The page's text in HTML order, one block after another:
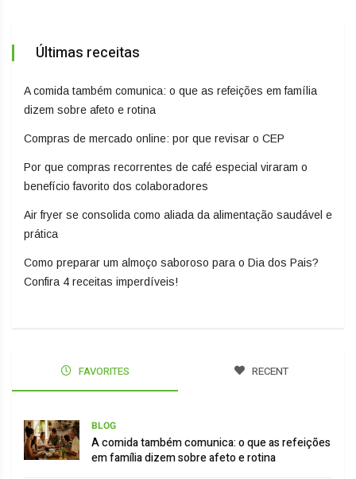
Últimas receitas
A comida também comunica: o que as refeições em família
dizem sobre afeto e rotina
Compras de mercado online: por que revisar o CEP
Por que compras recorrentes de café especial viraram o
benefício favorito dos colaboradores
Air fryer se consolida como aliada da alimentação saudável e
prática
Como preparar um almoço saboroso para o Dia dos Pais?
Confira 4 receitas imperdíveis!
FAVORITES RECENT
BLOG
A comida também comunica: o que as refeições
em família dizem sobre afeto e rotina